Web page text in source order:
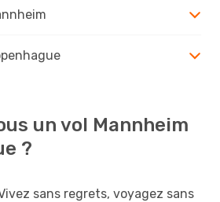
un vol Mannheim
?
sans regrets, voyagez sans